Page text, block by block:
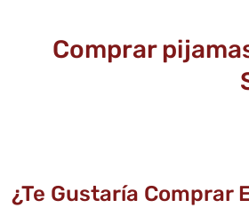
Comprar
¿Te Gustaría Comprar